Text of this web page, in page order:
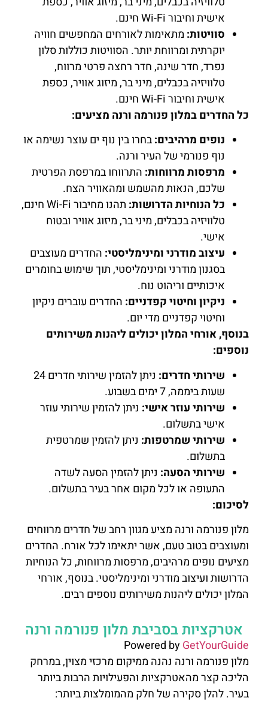
אישית וחיבור Wi-Fi חינם.
סוויטות: מתאימות לאורחים המחפשים חוויה
יוקרתית ומרווחת יותר. הסוויטות כוללות סלון
נפרד, חדר שינה, חדר רחצה פרטי מרווח,
טלוויזיה בכבלים, מיני בר, מיזוג אוויר, כספת
אישית וחיבור Wi-Fi חינם.
כל החדרים במלון פנורמה ורנה מציעים:
נופים מרהיבים:בחרו בין נוף ים עוצר נשימה או
נוף פנורמי של העיר ורנה.
מרפסות מרווחות: התרווחו במרפסת הפרטית
שלכם, הנאות מהשמש ומהאוויר הצח.
כל הנוחיות הדרושות:
תהנו מחיבור Wi-Fi חינם,
טלוויזיה בכבלים, מיני בר, מיזוג אוויר ובטוח
אישי.
עיצוב מודרני ומינימליסטי: החדרים מעוצבים
בסגנון מודרני ומינימליסטי, תוך שימוש בחומרים
איכותיים וריהוט נוח.
ניקיון וחיטוי קפדניים: החדרים עוברים ניקיון
וחיטוי קפדניים מדי יום.
בנוסף, אורחי המלון יכולים ליהנות משירותים
נוספים:
שירותי חדרים:
ניתן להזמין שירותי חדרים 24
שעות ביממה, 7 ימים בשבוע.
שירותי עוזר אישי: ניתן להזמין שירותי עוזר
אישי בתשלום.
שירותי שמרטפות: ניתן להזמין שמרטפית
בתשלום.
שירותי הסעה: ניתן להזמין הסעה לשדה
התעופה או לכל מקום אחר בעיר בתשלום.
לסיכום:
מלון פנורמה ורנה מציע מגוון רחב של חדרים מרווחים
ומעוצבים בטוב טעם, אשר יתאימו לכל אורח. החדרים
מציעים נופים מרהיבים, מרפסות מרווחות, כל הנוחיות
הדרושות ועיצוב מודרני ומינימליסטי. בנוסף, אורחי
המלון יכולים ליהנות משירותים נוספים רבים.
אטרקציות בסביבת מלון פנורמה ורנה
Powered byGetYourGuide
מלון פנורמה ורנה נהנה ממיקום מרכזי מצוין, במרחק
הליכה קצר מהאטרקציות והפעילויות הרבות ביותר
בעיר. להלן סקירה של חלק מהמומלצות ביותר: